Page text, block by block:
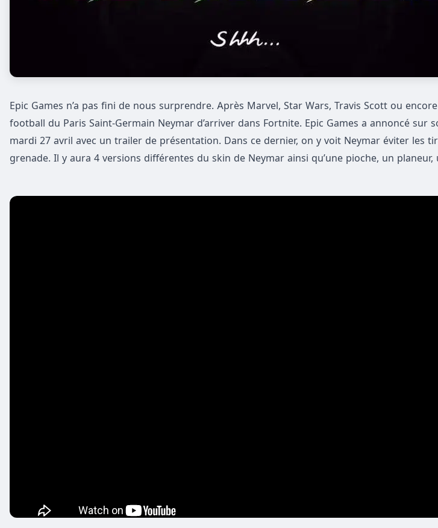
Epic Games n’a pas fini de nous surprendre. Après Marvel, Star Wars, Travis Scott ou
football du Paris Saint-Germain Neymar d’arriver dans Fortnite. Epic Games a annoncé sur
mardi 27 avril avec un trailer de présentation. Dans ce dernier, on y voit Neymar éviter les
grenade. Il y aura 4 versions différentes du skin de Neymar ainsi qu’une pioche, un